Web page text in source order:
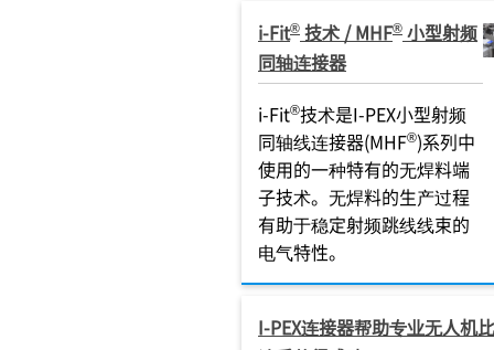
i-Fit® 技术 / MHF® 小型射频
同轴连接器
i-Fit®技术是I-PEX小型射频
同轴线连接器(MHF®)系列中
使用的一种特有的无焊料端
子技术。无焊料的生产过程
有助于稳定射频跳线线束的
电气特性。
I-PEX连接器帮助专业无人机